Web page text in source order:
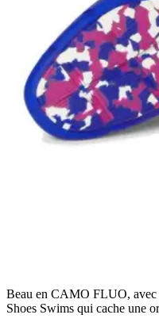
Beau en CAMO FLUO, avec
Shoes Swims qui cache une